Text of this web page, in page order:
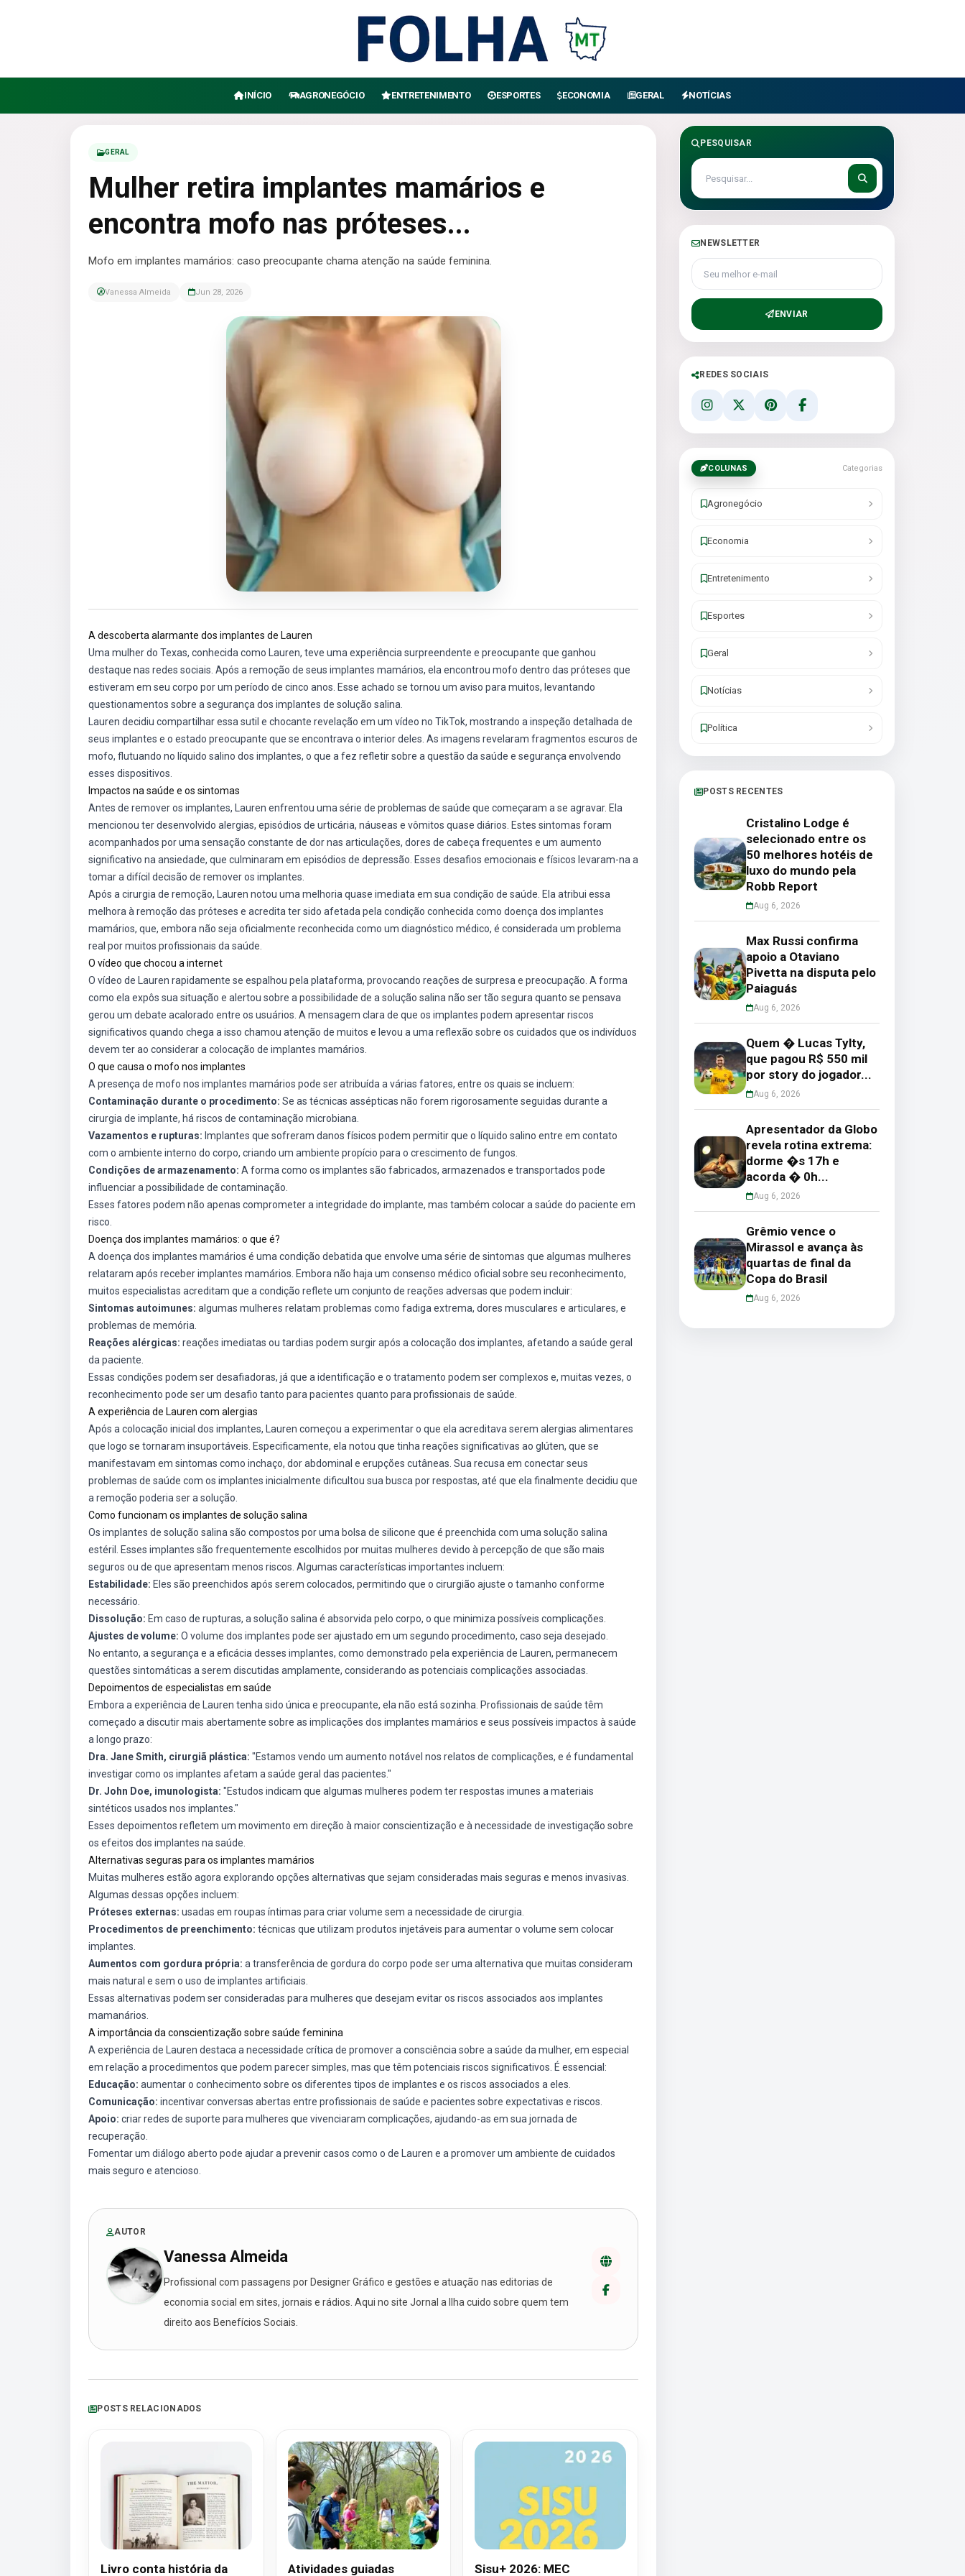
INÍCIO AGRONEGÓCIO ENTRETENIMENTO ESPORTES ECONOMIA GERAL NOTÍCIAS
GERAL
Mulher retira implantes mamários e
encontra mofo nas próteses...
Mofo em implantes mamários: caso preocupante chama atenção na saúde feminina.
Vanessa Almeida Jun 28, 2026
A descoberta alarmante dos implantes de Lauren
Uma mulher do Texas, conhecida como Lauren, teve uma experiência surpreendente e preocupante que ganhou
destaque nas redes sociais. Após a remoção de seus implantes mamários, ela encontrou mofo dentro das próteses que
estiveram em seu corpo por um período de cinco anos. Esse achado se tornou um aviso para muitos, levantando
questionamentos sobre a segurança dos implantes de solução salina.
Lauren decidiu compartilhar essa sutil e chocante revelação em um vídeo no TikTok, mostrando a inspeção detalhada de
seus implantes e o estado preocupante que se encontrava o interior deles. As imagens revelaram fragmentos escuros de
mofo, flutuando no líquido salino dos implantes, o que a fez refletir sobre a questão da saúde e segurança envolvendo
esses dispositivos.
Impactos na saúde e os sintomas
Antes de remover os implantes, Lauren enfrentou uma série de problemas de saúde que começaram a se agravar. Ela
mencionou ter desenvolvido alergias, episódios de urticária, náuseas e vômitos quase diários. Estes sintomas foram
acompanhados por uma sensação constante de dor nas articulações, dores de cabeça frequentes e um aumento
significativo na ansiedade, que culminaram em episódios de depressão. Esses desafios emocionais e físicos levaram-na a
tomar a difícil decisão de remover os implantes.
Após a cirurgia de remoção, Lauren notou uma melhoria quase imediata em sua condição de saúde. Ela atribui essa
melhora à remoção das próteses e acredita ter sido afetada pela condição conhecida como doença dos implantes
mamários, que, embora não seja oficialmente reconhecida como um diagnóstico médico, é considerada um problema
real por muitos profissionais da saúde.
O vídeo que chocou a internet
O vídeo de Lauren rapidamente se espalhou pela plataforma, provocando reações de surpresa e preocupação. A forma
como ela expôs sua situação e alertou sobre a possibilidade de a solução salina não ser tão segura quanto se pensava
gerou um debate acalorado entre os usuários. A mensagem clara de que os implantes podem apresentar riscos
significativos quando chega a isso chamou atenção de muitos e levou a uma reflexão sobre os cuidados que os indivíduos
devem ter ao considerar a colocação de implantes mamários.
O que causa o mofo nos implantes
A presença de mofo nos implantes mamários pode ser atribuída a várias fatores, entre os quais se incluem:
Contaminação durante o procedimento: Se as técnicas assépticas não forem rigorosamente seguidas durante a
cirurgia de implante, há riscos de contaminação microbiana.
Vazamentos e rupturas: Implantes que sofreram danos físicos podem permitir que o líquido salino entre em contato
com o ambiente interno do corpo, criando um ambiente propício para o crescimento de fungos.
Condições de armazenamento: A forma como os implantes são fabricados, armazenados e transportados pode
influenciar a possibilidade de contaminação.
Esses fatores podem não apenas comprometer a integridade do implante, mas também colocar a saúde do paciente em
risco.
Doença dos implantes mamários: o que é?
A doença dos implantes mamários é uma condição debatida que envolve uma série de sintomas que algumas mulheres
relataram após receber implantes mamários. Embora não haja um consenso médico oficial sobre seu reconhecimento,
muitos especialistas acreditam que a condição reflete um conjunto de reações adversas que podem incluir:
Sintomas autoimunes: algumas mulheres relatam problemas como fadiga extrema, dores musculares e articulares, e
problemas de memória.
Reações alérgicas: reações imediatas ou tardias podem surgir após a colocação dos implantes, afetando a saúde geral
da paciente.
Essas condições podem ser desafiadoras, já que a identificação e o tratamento podem ser complexos e, muitas vezes, o
reconhecimento pode ser um desafio tanto para pacientes quanto para profissionais de saúde.
A experiência de Lauren com alergias
Após a colocação inicial dos implantes, Lauren começou a experimentar o que ela acreditava serem alergias alimentares
que logo se tornaram insuportáveis. Especificamente, ela notou que tinha reações significativas ao glúten, que se
manifestavam em sintomas como inchaço, dor abdominal e erupções cutâneas. Sua recusa em conectar seus
problemas de saúde com os implantes inicialmente dificultou sua busca por respostas, até que ela finalmente decidiu que
a remoção poderia ser a solução.
Como funcionam os implantes de solução salina
Os implantes de solução salina são compostos por uma bolsa de silicone que é preenchida com uma solução salina
estéril. Esses implantes são frequentemente escolhidos por muitas mulheres devido à percepção de que são mais
seguros ou de que apresentam menos riscos. Algumas características importantes incluem:
Estabilidade: Eles são preenchidos após serem colocados, permitindo que o cirurgião ajuste o tamanho conforme
necessário.
Dissolução: Em caso de rupturas, a solução salina é absorvida pelo corpo, o que minimiza possíveis complicações.
Ajustes de volume: O volume dos implantes pode ser ajustado em um segundo procedimento, caso seja desejado.
No entanto, a segurança e a eficácia desses implantes, como demonstrado pela experiência de Lauren, permanecem
questões sintomáticas a serem discutidas amplamente, considerando as potenciais complicações associadas.
Depoimentos de especialistas em saúde
Embora a experiência de Lauren tenha sido única e preocupante, ela não está sozinha. Profissionais de saúde têm
começado a discutir mais abertamente sobre as implicações dos implantes mamários e seus possíveis impactos à saúde
a longo prazo:
Dra. Jane Smith, cirurgiã plástica: "Estamos vendo um aumento notável nos relatos de complicações, e é fundamental
investigar como os implantes afetam a saúde geral das pacientes."
Dr. John Doe, imunologista: "Estudos indicam que algumas mulheres podem ter respostas imunes a materiais
sintéticos usados nos implantes."
Esses depoimentos refletem um movimento em direção à maior conscientização e à necessidade de investigação sobre
os efeitos dos implantes na saúde.
Alternativas seguras para os implantes mamários
Muitas mulheres estão agora explorando opções alternativas que sejam consideradas mais seguras e menos invasivas.
Algumas dessas opções incluem:
Próteses externas: usadas em roupas íntimas para criar volume sem a necessidade de cirurgia.
Procedimentos de preenchimento: técnicas que utilizam produtos injetáveis para aumentar o volume sem colocar
implantes.
Aumentos com gordura própria: a transferência de gordura do corpo pode ser uma alternativa que muitas consideram
mais natural e sem o uso de implantes artificiais.
Essas alternativas podem ser consideradas para mulheres que desejam evitar os riscos associados aos implantes
mamanários.
A importância da conscientização sobre saúde feminina
A experiência de Lauren destaca a necessidade crítica de promover a consciência sobre a saúde da mulher, em especial
em relação a procedimentos que podem parecer simples, mas que têm potenciais riscos significativos. É essencial:
Educação: aumentar o conhecimento sobre os diferentes tipos de implantes e os riscos associados a eles.
Comunicação: incentivar conversas abertas entre profissionais de saúde e pacientes sobre expectativas e riscos.
Apoio: criar redes de suporte para mulheres que vivenciaram complicações, ajudando-as em sua jornada de
recuperação.
Fomentar um diálogo aberto pode ajudar a prevenir casos como o de Lauren e a promover um ambiente de cuidados
mais seguro e atencioso.
AUTOR
Vanessa Almeida
Profissional com passagens por Designer Gráfico e gestões e atuação nas editorias de
economia social em sites, jornais e rádios. Aqui no site Jornal a Ilha cuido sobre quem tem
direito aos Benefícios Sociais.
POSTS RELACIONADOS
Livro conta história da Atividades guiadas Sisu+ 2026: MEC
PESQUISAR
NEWSLETTER
Seu melhor e-mail
ENVIAR
REDES SOCIAIS
COLUNAS Categorias
Agronegócio
Economia
Entretenimento
Esportes
Geral
Notícias
Política
POSTS RECENTES
Cristalino Lodge é
selecionado entre os
50 melhores hotéis de
luxo do mundo pela
Robb Report
Aug 6, 2026
Max Russi confirma
apoio a Otaviano
Pivetta na disputa pelo
Paiaguás
Aug 6, 2026
Quem � Lucas Tylty,
que pagou R$ 550 mil
por story do jogador...
Aug 6, 2026
Apresentador da Globo
revela rotina extrema:
dorme �s 17h e
acorda � 0h...
Aug 6, 2026
Grêmio vence o
Mirassol e avança às
quartas de final da
Copa do Brasil
Aug 6, 2026